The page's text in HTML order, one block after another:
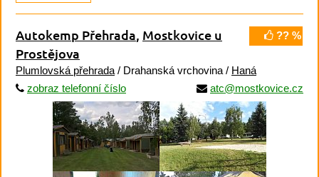
?? %
Autokemp Přehrada Mostkovice u
Prostějova
Plumlovská přehrada / Drahanská vrchovina / Haná
zobraz telefonní číslo
atc@mostkovice.cz